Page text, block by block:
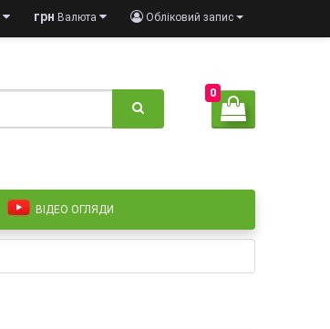
Обліковий запис
грн Валюта
0
ВІДЕО ОГЛЯДИ